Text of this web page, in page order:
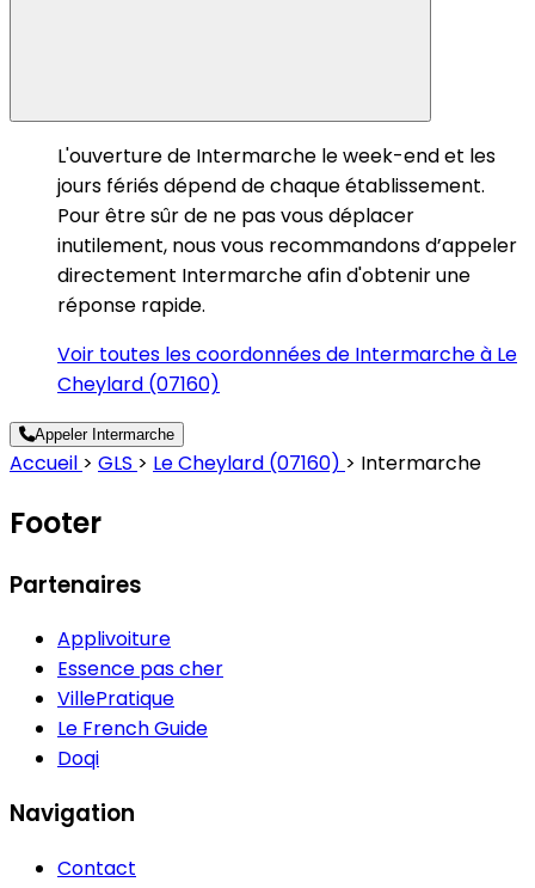
L'ouverture de Intermarche le week-end et les
jours fériés dépend de chaque établissement.
Pour être sûr de ne pas vous déplacer
inutilement, nous vous recommandons d’appeler
directement Intermarche afin d'obtenir une
réponse rapide.
Voir toutes les coordonnées de Intermarche à Le
Cheylard (07160)
Appeler Intermarche
Accueil > GLS > Le Cheylard (07160) > Intermarche
Footer
Partenaires
Applivoiture
Essence pas cher
VillePratique
Le French Guide
Doqi
Navigation
Contact